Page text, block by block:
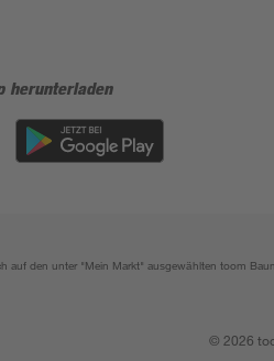
herunterladen
auf den unter "Mein Markt" ausgewählten toom
© 2026